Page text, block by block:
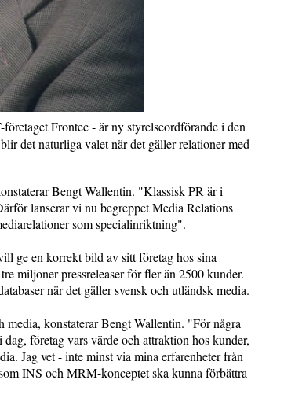
Frontec - är ny styrelseordförande i den
det naturliga valet när det gäller relationer med
Bengt Wallentin. "Klassisk PR är i
lanserar vi nu begreppet Media Relations
som specialinriktning".
ge en korrekt bild av sitt företag hos sina
miljoner pressreleaser för fler än 2500 kunder.
när det gäller svensk och utländsk media.
media, konstaterar Bengt Wallentin. "För några
företag vars värde och attraktion hos kunder,
Jag vet - inte minst via mina erfarenheter från
INS och MRM-konceptet ska kunna förbättra